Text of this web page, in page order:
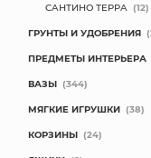
САНТИНО ТЕРРА (12)
ГРУНТЫ И УДОБРЕНИЯ
ПРЕДМЕТЫ ИНТЕРЬЕРА
ВАЗЫ (344)
МЯГКИЕ ИГРУШКИ (38)
КОРЗИНЫ (24)